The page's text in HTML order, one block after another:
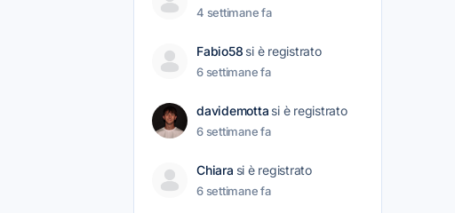
4 settimane fa
Fabio58 si è registrato
6 settimane fa
davidemotta si è registrato
6 settimane fa
Chiara si è registrato
6 settimane fa